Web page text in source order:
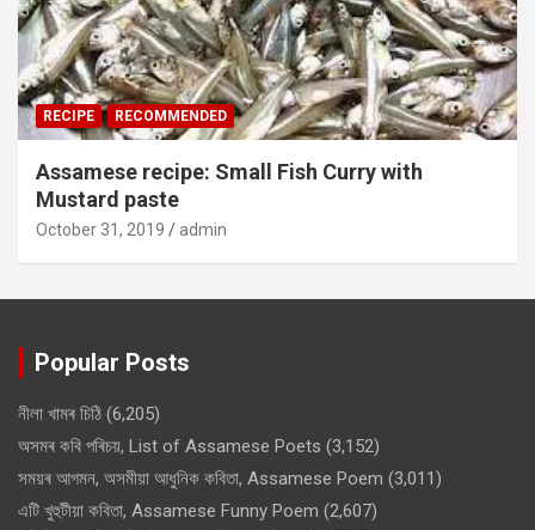
RECIPE RECOMMENDED
Assamese recipe: Small Fish Curry with
Mustard paste
October 31, 2019 admin
Popular Posts
নীলা খামৰ চিঠি (6,205)
অসমৰ কবি পৰিচয়, List of Assamese Poets (3,152)
সময়ৰ আগমন, অসমীয়া আধুনিক কবিতা, Assamese Poem (3,011)
এটি খুহুটীয়া কবিতা, Assamese Funny Poem (2,607)